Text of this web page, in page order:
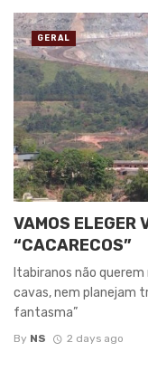
VAMOS ELEGER
“CACARECOS”
Itabiranos não
cavas, nem planejam
fantasma”
By NS 2 days ago
GERAL